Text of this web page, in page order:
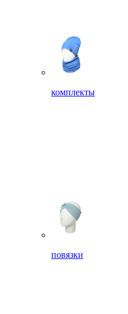
комплекты
повязки